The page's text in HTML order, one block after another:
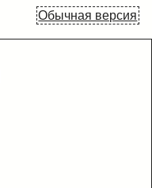
Обычная версия